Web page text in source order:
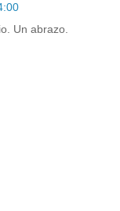
Un abrazo.